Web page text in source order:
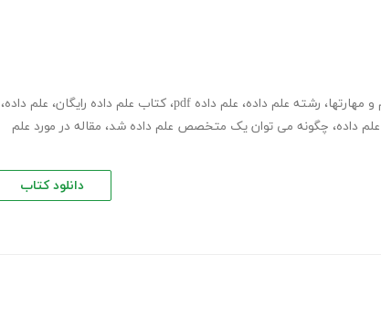
مهارتها، رشته علم داده، علم داده pdf ، کتاب علم داده رایگان، علم داده،
داده، چگونه می توان یک متخصص علم داده شد، مقاله در مورد علم
دانلود کتاب